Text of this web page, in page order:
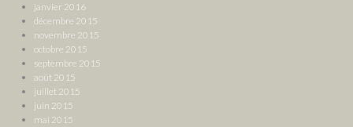
janvier 2016
décembre 2015
novembre 2015
octobre 2015
septembre 2015
août 2015
juillet 2015
juin 2015
mai 2015